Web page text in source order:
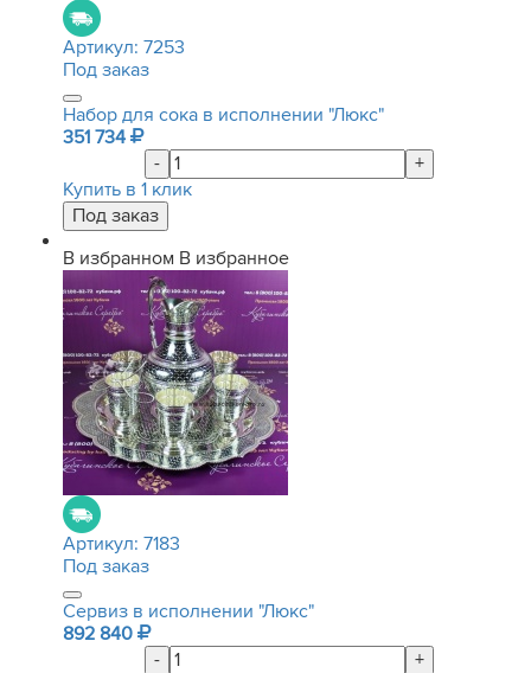
Артикул: 7253
Под заказ
Набор для сока в исполнении "Люкс"
351 734
-
+
Купить в 1 клик
В избранном В избранное
Артикул: 7183
Под заказ
Сервиз в исполнении "Люкс"
892 840
-
+